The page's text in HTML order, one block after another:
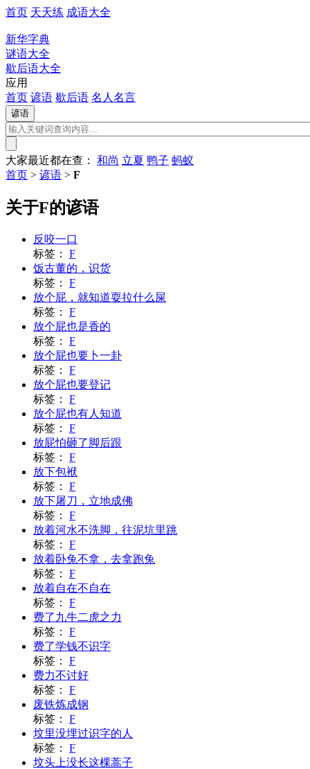
首页 天天练 成语大全
新华字典
谜语大全
歇后语大全
应用
首页 谚语 歇后语 名人名言
大家最近都在查： 和尚 立夏 鸭子 蚂蚁
首页 > 谚语 > F
关于F的谚语
反咬一口
标签：
F
饭古董的，识货
标签：
F
放个屁，就知道耍拉什么屎
标签：
F
放个屁也是香的
标签：
F
放个屁也要卜一卦
标签：
F
放个屁也要登记
标签：
F
放个屁也有人知道
标签：
F
放屁怕砸了脚后跟
标签：
F
放下包袱
标签：
F
放下屠刀，立地成佛
标签：
F
放着河水不洗脚，往泥坑里跳
标签：
F
放着卧兔不拿，去拿跑兔
标签：
F
放着自在不自在
标签：
F
费了九牛二虎之力
标签：
F
费了学钱不识字
标签：
F
费力不讨好
标签：
F
废铁炼成钢
标签：
F
坟里没埋过识字的人
标签：
F
坟头上没长这棵蒿子